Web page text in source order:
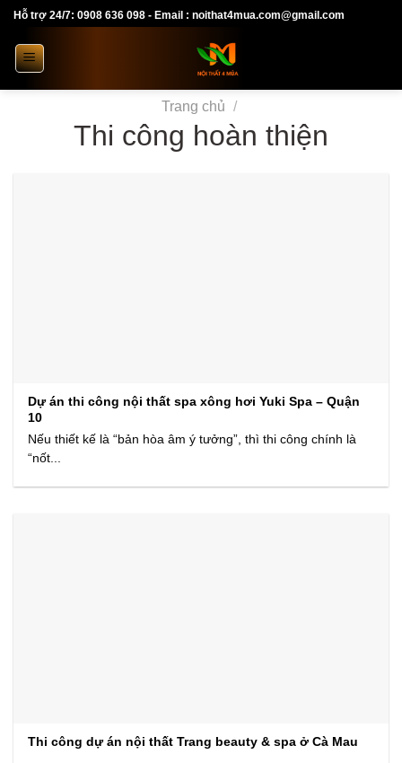
Skip
content
Hỗ trợ 24/7: 0908 636 098 - Email : noithat4mua.com@gmail.com
Trang chủ /
Thi công hoàn thiện
Dự án thi công nội thất spa xông hơi Yuki Spa – Quận
10
Nếu thiết kế là “bản hòa âm ý tưởng”, thì thi công chính là
“nốt...
Thi công dự án nội thất Trang beauty & spa ở Cà Mau